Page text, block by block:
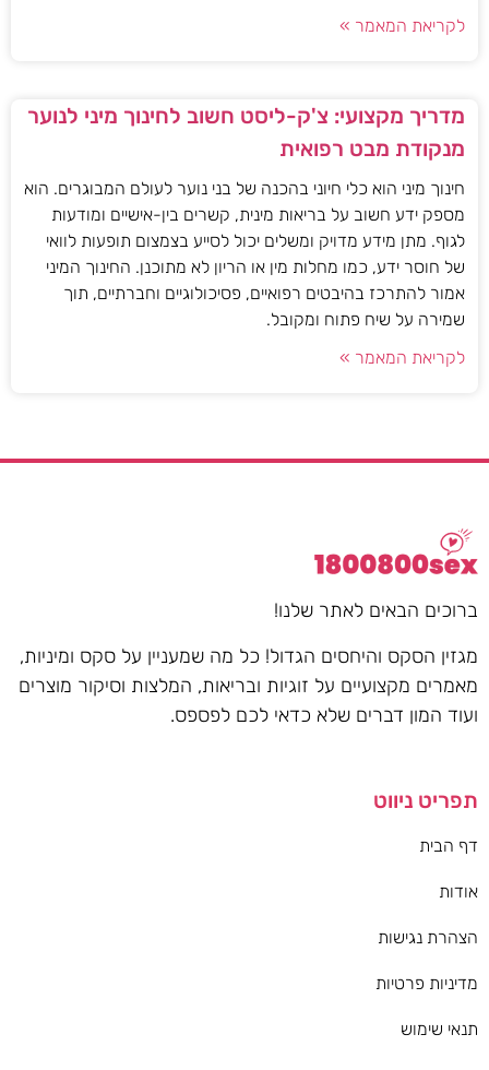
לקריאת המאמר »
מדריך מקצועי: צ'ק-ליסט חשוב לחינוך מיני לנוער
מנקודת מבט רפואית
חינוך מיני הוא כלי חיוני בהכנה של בני נוער לעולם המבוגרים. הוא
מספק ידע חשוב על בריאות מינית, קשרים בין-אישיים ומודעות
לגוף. מתן מידע מדויק ומשלים יכול לסייע בצמצום תופעות לוואי
של חוסר ידע, כמו מחלות מין או הריון לא מתוכנן. החינוך המיני
אמור להתרכז בהיבטים רפואיים, פסיכולוגיים וחברתיים, תוך
שמירה על שיח פתוח ומקובל.
לקריאת המאמר »
ברוכים הבאים לאתר שלנו!
מגזין הסקס והיחסים הגדול! כל מה שמעניין על סקס ומיניות,
מאמרים מקצועיים על זוגיות ובריאות, המלצות וסיקור מוצרים
ועוד המון דברים שלא כדאי לכם לפספס.
תפריט ניווט
דף הבית
אודות
הצהרת נגישות
מדיניות פרטיות
תנאי שימוש